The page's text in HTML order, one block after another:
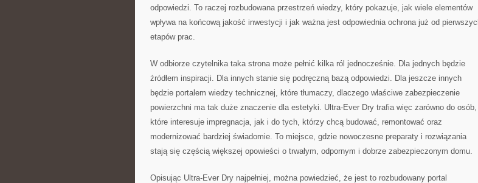
odpowiedzi. To raczej rozbudowana przestrzeń wiedzy, który pokazuje, jak wiele elementów
wpływa na końcową jakość inwestycji i jak ważna jest odpowiednia ochrona już od
etapów prac.
W odbiorze czytelnika taka strona może pełnić kilka ról jednocześnie. Dla jednych będzie
źródłem inspiracji. Dla innych stanie się podręczną bazą odpowiedzi. Dla jeszcze innych
będzie portalem wiedzy technicznej, które tłumaczy, dlaczego właściwe zabezpieczenie
powierzchni ma tak duże znaczenie dla estetyki. Ultra-Ever Dry trafia więc zarówno do osób,
które interesuje impregnacja, jak i do tych, którzy chcą budować, remontować oraz
modernizować bardziej świadomie. To miejsce, gdzie nowoczesne preparaty i rozwiązania
stają się częścią większej opowieści o trwałym, odpornym i dobrze zabezpieczonym domu.
Opisując Ultra-Ever Dry najpełniej, można powiedzieć, że jest to rozbudowany portal